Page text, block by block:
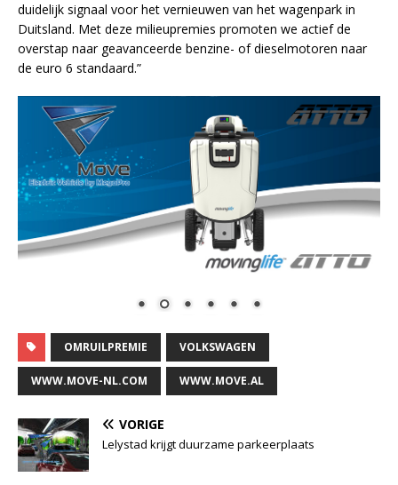
duidelijk signaal voor het vernieuwen van het wagenpark in
Duitsland. Met deze milieupremies promoten we actief de
overstap naar geavanceerde benzine- of dieselmotoren naar
de euro 6 standaard.”
OMRUILPREMIE VOLKSWAGEN
WWW.MOVE-NL.COM WWW.MOVE.AL
VORIGE
Lelystad krijgt duurzame parkeerplaats